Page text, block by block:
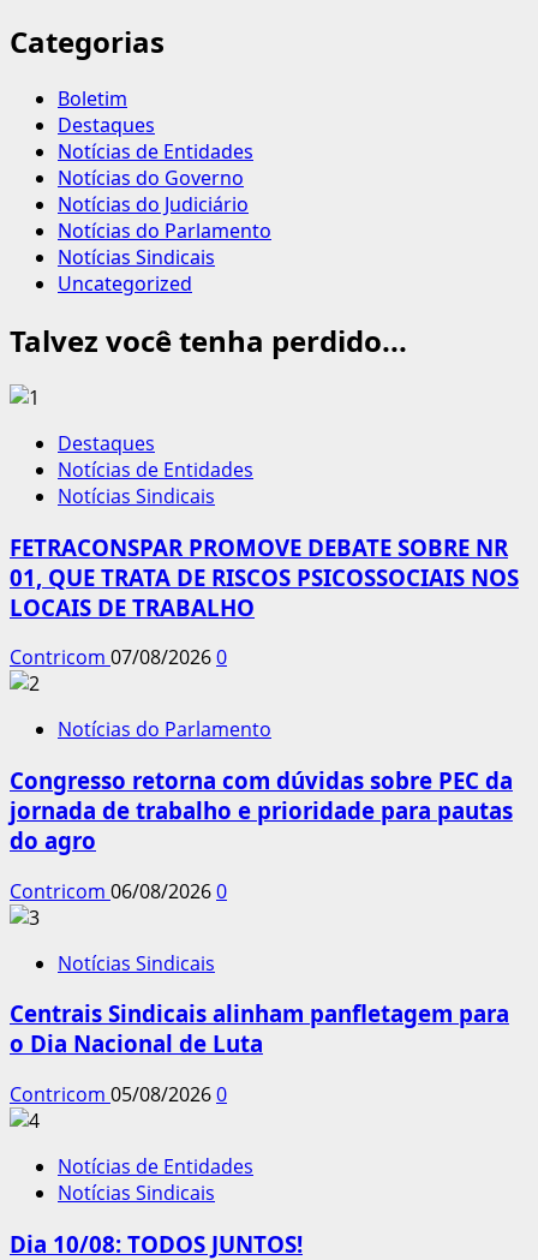
Categorias
Boletim
Destaques
Notícias de Entidades
Notícias do Governo
Notícias do Judiciário
Notícias do Parlamento
Notícias Sindicais
Uncategorized
Talvez você tenha perdido...
Destaques
Notícias de Entidades
Notícias Sindicais
FETRACONSPAR PROMOVE DEBATE SOBRE NR
01, QUE TRATA DE RISCOS PSICOSSOCIAIS NOS
LOCAIS DE TRABALHO
Contricom 07/08/20260
Notícias do Parlamento
Congresso retorna com dúvidas sobre PEC da
jornada de trabalho e prioridade para pautas
do agro
Contricom 06/08/20260
Notícias Sindicais
Centrais Sindicais alinham panfletagem para
o Dia Nacional de Luta
Contricom 05/08/20260
Notícias de Entidades
Notícias Sindicais
Dia 10/08: TODOS JUNTOS!